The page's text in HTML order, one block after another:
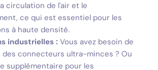
circulation de l'air et le
ce qui est essentiel pour les
à haute densité.
industrielles : Vous avez besoin de
des connecteurs ultra-minces ? Ou
supplémentaire pour les